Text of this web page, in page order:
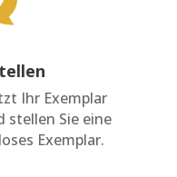
Ihr Exemplar
stellen Sie eine
Exemplar.